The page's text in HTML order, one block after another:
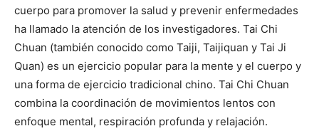
cuerpo para promover la salud y prevenir enfermedades
ha llamado la atención de los investigadores. Tai Chi
Chuan (también conocido como Taiji, Taijiquan y Tai Ji
Quan) es un ejercicio popular para la mente y el cuerpo y
una forma de ejercicio tradicional chino. Tai Chi Chuan
combina la coordinación de movimientos lentos con
enfoque mental, respiración profunda y relajación.